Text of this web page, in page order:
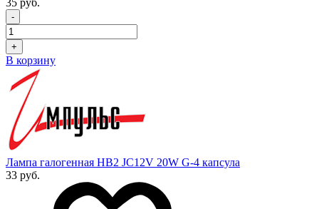
35 руб.
-
+
В корзину
Лампа галогенная HB2 JC12V 20W G-4 капсула
33 руб.